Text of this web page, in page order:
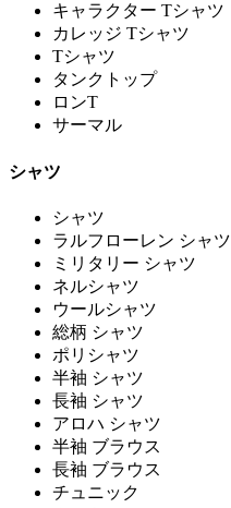
キャラクター Tシャツ
カレッジ Tシャツ
Tシャツ
タンクトップ
ロンT
サーマル
シャツ
シャツ
ラルフローレン シャツ
ミリタリー シャツ
ネルシャツ
ウールシャツ
総柄 シャツ
ポリシャツ
半袖 シャツ
長袖 シャツ
アロハ シャツ
半袖 ブラウス
長袖 ブラウス
チュニック